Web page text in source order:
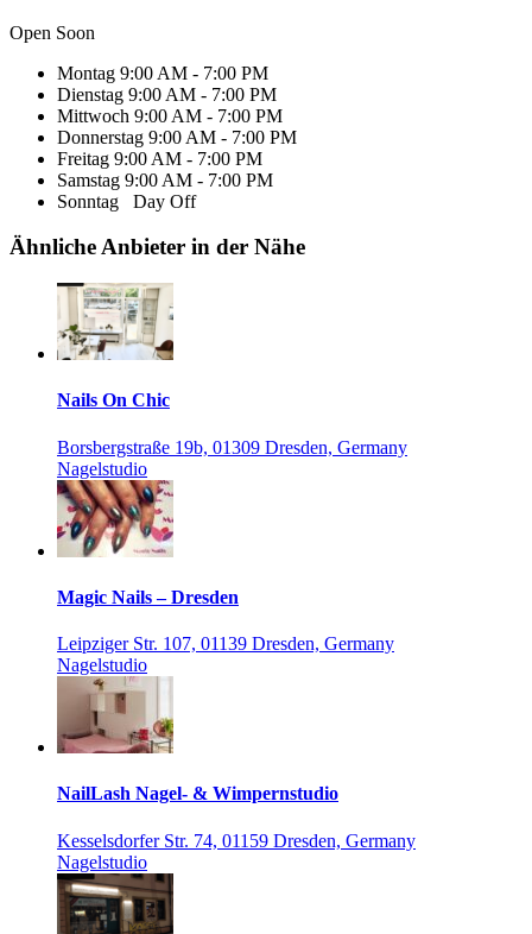
Open Soon
Montag 9:00 AM - 7:00 PM
Dienstag 9:00 AM - 7:00 PM
Mittwoch 9:00 AM - 7:00 PM
Donnerstag 9:00 AM - 7:00 PM
Freitag 9:00 AM - 7:00 PM
Samstag 9:00 AM - 7:00 PM
Sonntag Day Off
Ähnliche Anbieter in der Nähe
Nails On Chic
Borsbergstraße 19b, 01309 Dresden, Germany
Nagelstudio
Magic Nails – Dresden
Leipziger Str. 107, 01139 Dresden, Germany
Nagelstudio
NailLash Nagel- & Wimpernstudio
Kesselsdorfer Str. 74, 01159 Dresden, Germany
Nagelstudio